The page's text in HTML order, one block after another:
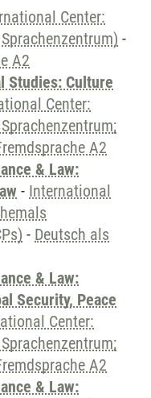
Center:
-
A2
Studies: Culture
Center:
A2
& Law:
- International
- Deutsch als
& Law:
Security, Peace
Center:
A2
& Law: